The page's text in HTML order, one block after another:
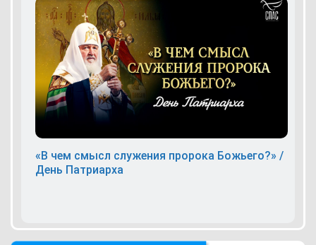
«В чем смысл служения пророка Божьего?» /
День Патриарха